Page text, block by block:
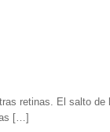
retinas. El salto
[…]